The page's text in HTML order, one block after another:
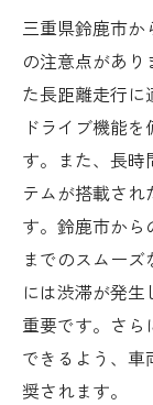
三重県鈴鹿市
の注意点があ
た長距離走行に
ドライブ機能
す。また、長時
テムが搭載さ
す。鈴鹿市か
までのスムー
には渋滞が発
重要です。さ
できるよう、
奨されます。